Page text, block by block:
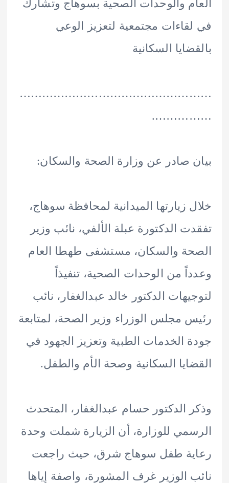
والوحدات الصحية بسوهاج وتشارك
مجتمعية لتعزيز الوعي
السكانية
صادر عن وزارة الصحة والسكان:
زيارتها الميدانية لمحافظة سوهاج،
الدكتورة عبلة الألفي، نائب وزير
والسكان، مستشفى طهطا العام
من الوحدات الصحية، تنفيذاً
الدكتور خالد عبدالغفار، نائب
مجلس الوزراء وزير الصحة، لمتابعة
الخدمات الطبية وتعزيز الجهود في
السكانية وصحة الأم والطفل.
الدكتور حسام عبدالغفار، المتحدث
للوزارة، أن الزيارة شملت وحدة
طفل سوهاج شرق، حيث راجعت
الوزير غرف المشورة، واصفة إياها